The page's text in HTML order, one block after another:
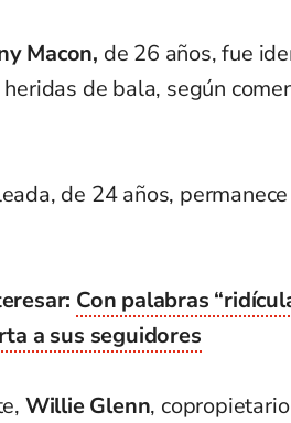
Macon, de 26 años, fue
de bala, según
de 24 años,
Con palabras
a sus seguidores
Willie Glenn,